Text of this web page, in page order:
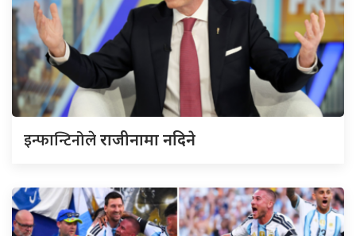
इन्फान्टिनोलेराजीनामा नदिने